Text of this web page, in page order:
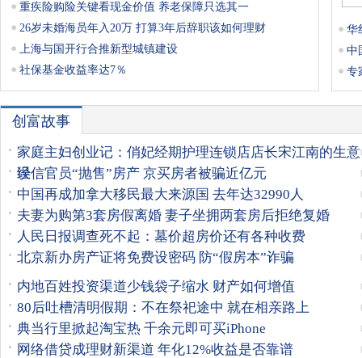
重疾险购险关键看现金价值 养老保障只选其一
26岁未婚海员年入20万 打算3年后辞职该如何理财
上海与国开行合推新型城镇建设
社保基金收益率达7％
华
中
专
创富故事
家庭主妇创业记：俏妃经期护理连锁店店长宋江南的生意
经
误信官员“抛售”房产 京买房者被骗近亿元
中国再成加拿大移民最大来源国 去年达32990人
夫妻为购第3套房假离婚 妻子坐拥两套房后拒绝复婚
人民日报调查死不起：墓价超房价还有各种收费
北京新办房产证将免费设密码 防“假房本”诈骗
内地百姓投资渠道少钱袋子缩水 财产如何增值
80后吐槽清明假期：不在祭祀途中 就在相亲路上
典当行里掀起淘宝热 千余元即可买iPhone
网络借贷成理财新渠道 年化12%收益是否靠谱